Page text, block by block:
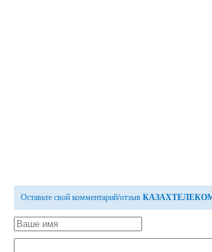
Оставьте свой комментарий/отзыв